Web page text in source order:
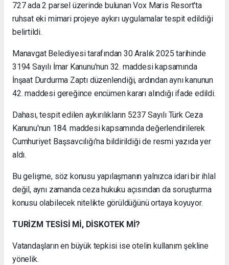
727 ada 2 parsel üzerinde bulunan Vox Maris Resort'ta
ruhsat eki mimari projeye aykırı uygulamalar tespit edildiği
belirtildi.
Manavgat Belediyesi tarafından 30 Aralık 2025 tarihinde
3194 Sayılı İmar Kanunu'nun 32. maddesi kapsamında
İnşaat Durdurma Zaptı düzenlendiği, ardından aynı kanunun
42. maddesi gereğince encümen kararı alındığı ifade edildi.
Dahası, tespit edilen aykırılıkların 5237 Sayılı Türk Ceza
Kanunu'nun 184. maddesi kapsamında değerlendirilerek
Cumhuriyet Başsavcılığı'na bildirildiği de resmi yazıda yer
aldı.
Bu gelişme, söz konusu yapılaşmanın yalnızca idari bir ihlal
değil, aynı zamanda ceza hukuku açısından da soruşturma
konusu olabilecek nitelikte görüldüğünü ortaya koyuyor.
TURİZM TESİSİ Mİ, DİSKOTEK Mİ?
Vatandaşların en büyük tepkisi ise otelin kullanım şekline
yönelik.